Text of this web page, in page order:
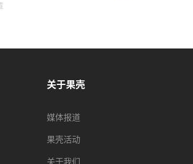
关于果壳
媒体报道
果壳活动
关于我们